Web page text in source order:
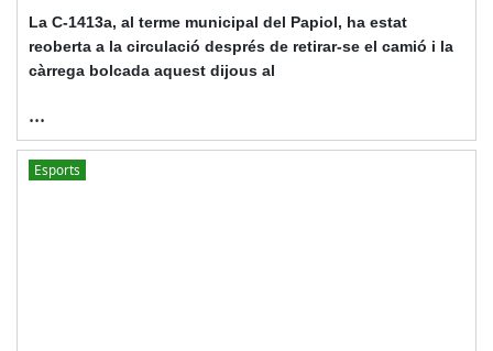
La C-1413a, al terme municipal del Papiol, ha estat
reoberta a la circulació després de retirar-se el camió i la
càrrega bolcada aquest dijous al
...
Esports